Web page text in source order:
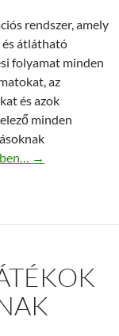
rendszer, amely
és átlátható
folyamat minden
az
és azok
minden
biztosítja az e-
→